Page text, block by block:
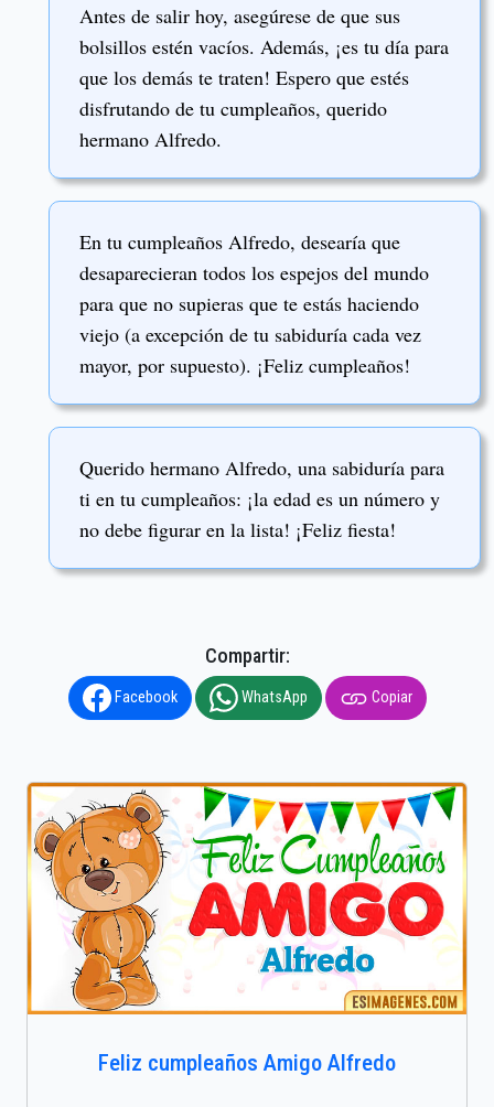
Antes de salir hoy, asegúrese de que sus
bolsillos estén vacíos. Además, ¡es tu día para
que los demás te traten! Espero que estés
disfrutando de tu cumpleaños, querido
hermano Alfredo.
En tu cumpleaños Alfredo, desearía que
desaparecieran todos los espejos del mundo
para que no supieras que te estás haciendo
viejo (a excepción de tu sabiduría cada vez
mayor, por supuesto). ¡Feliz cumpleaños!
Querido hermano Alfredo, una sabiduría para
ti en tu cumpleaños: ¡la edad es un número y
no debe figurar en la lista! ¡Feliz fiesta!
Compartir:
Facebook WhatsApp Copiar
Feliz cumpleaños Amigo Alfredo